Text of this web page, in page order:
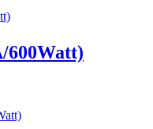
600Watt)